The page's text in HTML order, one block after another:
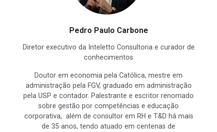
Pedro Paulo Carbone
Diretor executivo da Inteletto Consultoria e curador de
conhecimentos
Doutor em economia pela Católica, mestre em
administração pela FGV, graduado em administração
pela USP e contador. Palestrante e escritor renomado
sobre gestão por competências e educação
corporativa, além de consultor em RH e T&D há mais
de 35 anos, tendo atuado em centenas de